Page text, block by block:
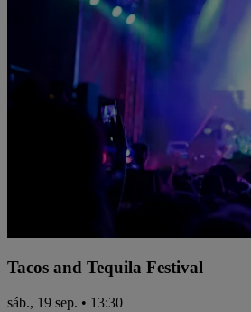
Tacos and Tequila Festival
sáb., 19 sep. • 13:30